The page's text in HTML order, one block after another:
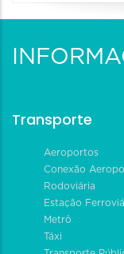
Transporte
Aeroportos
Conexão
Rodoviária
Estação
Metrô
Táxi